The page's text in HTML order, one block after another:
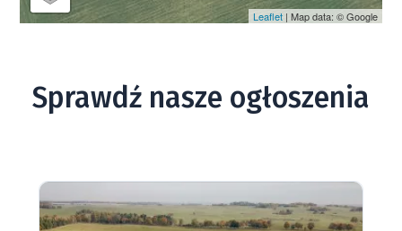
Leaflet| Map data: © Google
Sprawdź nasze ogłoszenia